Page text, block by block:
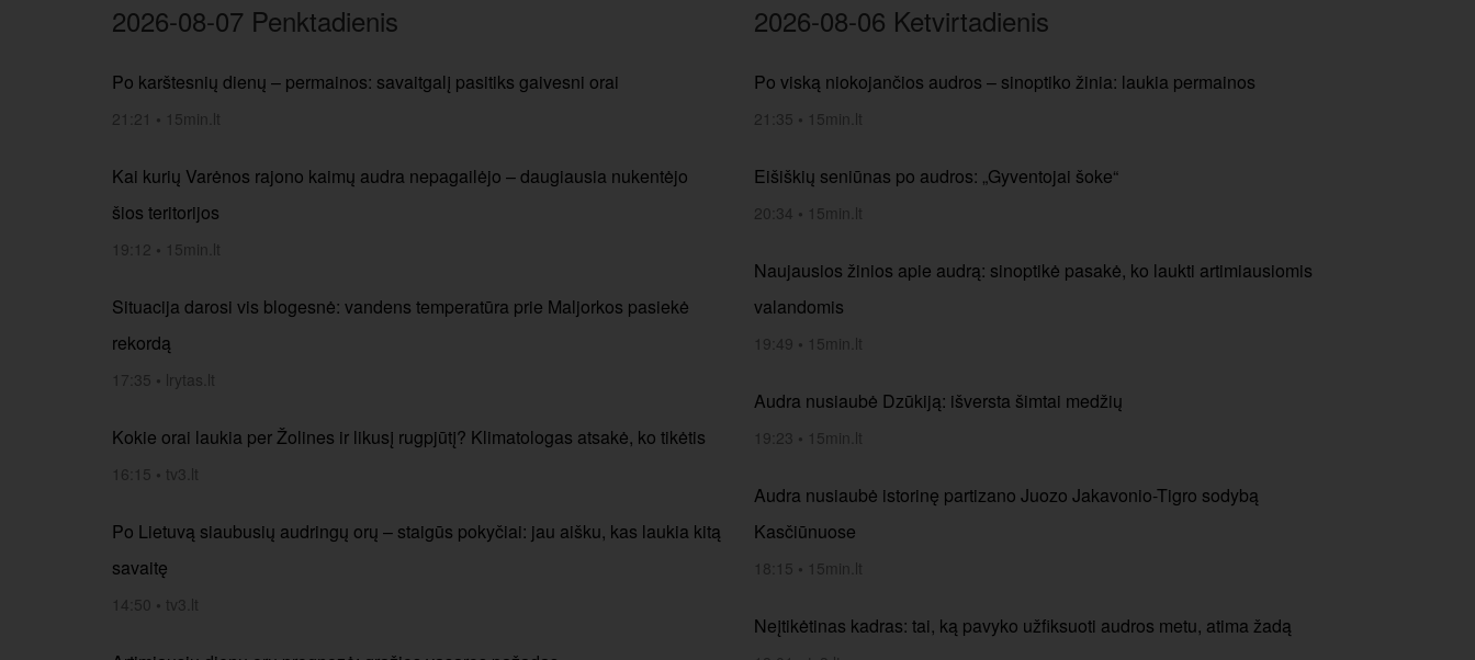
2026-08-07 Penktadienis
Po karštesnių dienų – permainos: savaitgalį pasitiks gaivesni orai
21:21 • 15min.lt
Kai kurių Varėnos rajono kaimų audra nepagailėjo – daugiausia nukentėjo
šios teritorijos
19:12 • 15min.lt
Situacija darosi vis blogesnė: vandens temperatūra prie Maljorkos pasiekė
rekordą
17:35 • lrytas.lt
Kokie orai laukia per Žolines ir likusį rugpjūtį? Klimatologas atsakė, ko tikėtis
16:15 • tv3.lt
Po Lietuvą siaubusių audringų orų – staigūs pokyčiai: jau aišku, kas laukia kitą
savaitę
14:50 • tv3.lt
2026-08-06 Ketvirtadienis
Po viską niokojančios audros – sinoptiko žinia: laukia permainos
21:35 • 15min.lt
Eišiškių seniūnas po audros: „Gyventojai šoke“
20:34 • 15min.lt
Naujausios žinios apie audrą: sinoptikė pasakė, ko laukti artimiausiomis
valandomis
19:49 • 15min.lt
Audra nusiaubė Dzūkiją: išversta šimtai medžių
19:23 • 15min.lt
Audra nusiaubė istorinę partizano Juozo Jakavonio-Tigro sodybą
Kasčiūnuose
18:15 • 15min.lt
Neįtikėtinas kadras: tai, ką pavyko užfiksuoti audros metu, atima žadą